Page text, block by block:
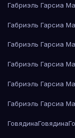
Габриэль Гарсиа
Габриэль Гарсиа
Габриэль Гарсиа
Габриэль Гарсиа
Габриэль Гарсиа
Габриэль Гарсиа
ГовядинаГовядина